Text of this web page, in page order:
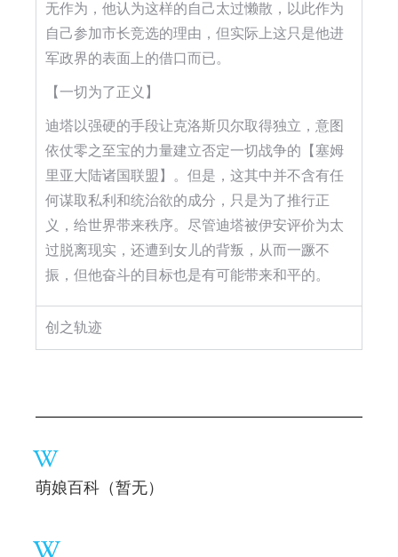
无作为，他认为这样的自己太过懒散，以此作为
自己参加市长竞选的理由，但实际上这只是他进
军政界的表面上的借口而已。
【一切为了正义】
迪塔以强硬的手段让克洛斯贝尔取得独立，意图
依仗零之至宝的力量建立否定一切战争的【塞姆
里亚大陆诸国联盟】。但是，这其中并不含有任
何谋取私利和统治欲的成分，只是为了推行正
义，给世界带来秩序。尽管迪塔被伊安评价为太
过脱离现实，还遭到女儿的背叛，从而一蹶不
振，但他奋斗的目标也是有可能带来和平的。
创之轨迹
萌娘百科（暂无）